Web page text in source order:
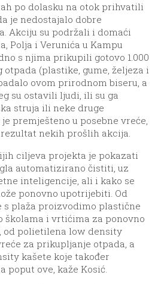
po dolasku na otok prihvatili
je nedostajalo dobre
Akciju su podržali i domaći
Polja i Verunića u Kampu
s njima prikupili gotovo 1.000
(plastike, gume, željeza i
ovom prirodnom biseru, a
su ostavili ljudi, ili su ga
struja ili neke druge
premješteno u posebne vreće,
nekih prošlih akcija.
ciljeva projekta je pokazati
automatizirano čistiti, uz
inteligencije, ali i kako se
ponovno upotrijebiti. Od
plaža proizvodimo plastične
školama i vrtićima za ponovno
od polietilena low density
za prikupljanje otpada, a
kašete koje također
poput ove, kaže Kosić.